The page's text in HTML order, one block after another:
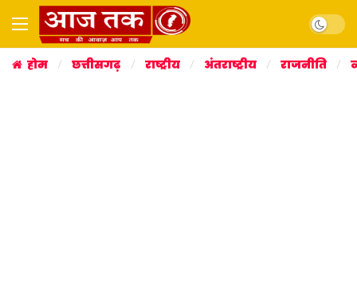
Dark
होम छत्तीसगढ़ राष्ट्रीय अंतराष्ट्रीय राजनीति